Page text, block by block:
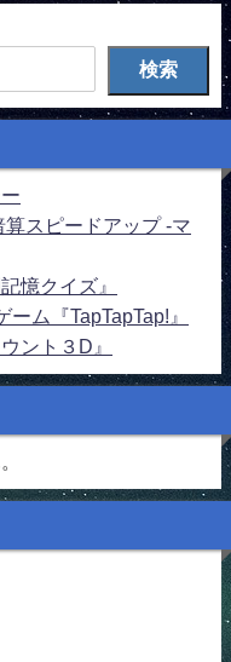
検索
算スピードアップ -マ
憶クイズ』
ム『TapTapTap!』
ント３D』